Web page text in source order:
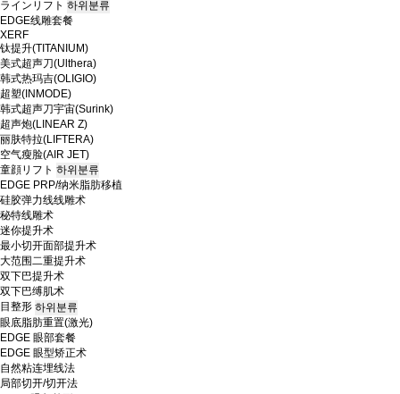
ラインリフト 하위분류
EDGE线雕套餐
XERF
钛提升(TITANIUM)
美式超声刀(Ulthera)
韩式热玛吉(OLIGIO)
超塑(INMODE)
韩式超声刀宇宙(Surink)
超声炮(LINEAR Z)
丽肤特拉(LIFTERA)
空气瘦脸(AIR JET)
童顔リフト 하위분류
EDGE PRP/纳米脂肪移植
硅胶弹力线线雕术
秘特线雕术
迷你提升术
最小切开面部提升术
大范围二重提升术
双下巴提升术
双下巴缚肌术
目整形 하위분류
眼底脂肪重置(激光)
EDGE 眼部套餐
EDGE 眼型矫正术
自然粘连埋线法
局部切开/切开法